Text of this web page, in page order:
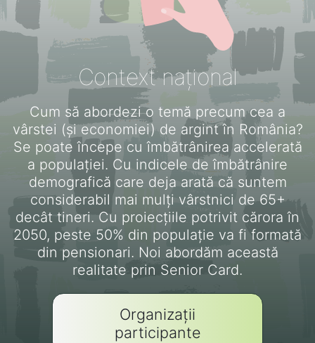
Context național
Cum să abordezi o temă precum cea a
vârstei (și economiei) de argint în România?
Se poate începe cu îmbătrânirea accelerată
a populației. Cu indicele de îmbătrânire
demografică care deja arată că suntem
considerabil mai mulți vârstnici de 65+
decât tineri. Cu proiecțiile potrivit cărora în
2050, peste 50% din populație va fi formată
din pensionari. Noi abordăm această
realitate prin Senior Card.
Organizații
participante